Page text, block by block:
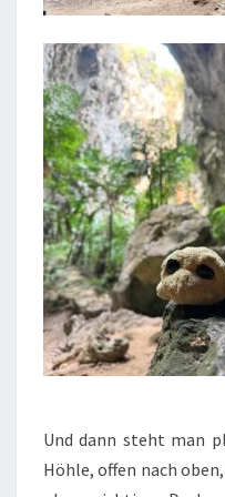
Und dann steht man
Höhle, offen nach